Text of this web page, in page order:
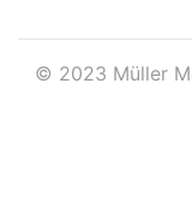
© 2023 Müller